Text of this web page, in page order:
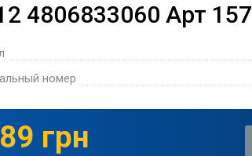
4806833060 Арт
номер
грн